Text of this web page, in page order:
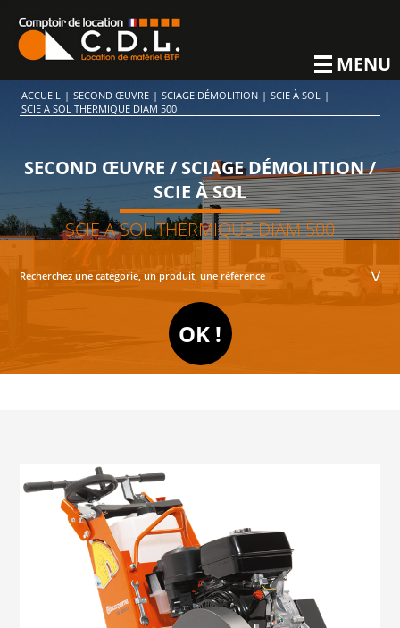
MENU
ACCUEIL | SECOND ŒUVRE | SCIAGE DÉMOLITION | SCIE À SOL |
SCIE A SOL THERMIQUE DIAM 500
SECOND ŒUVRE / SCIAGE DÉMOLITION /
SCIE À SOL
SCIE A SOL THERMIQUE DIAM 500